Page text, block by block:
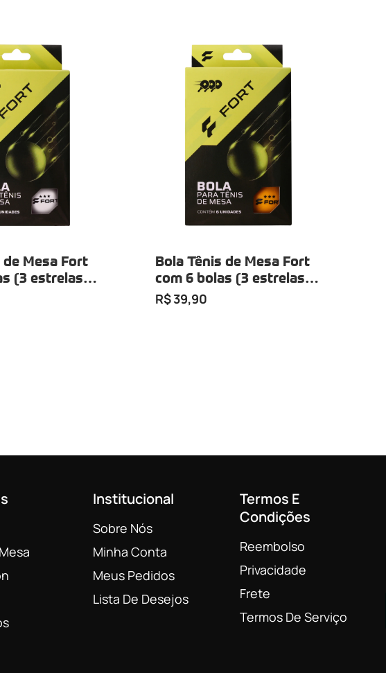
de Mesa Fort
(3 estrelas
Bola Tênis de Mesa Fort
com 6 bolas (3 estrelas
laranja)
R$ 39,90
Institucional
Sobre Nós
Minha Conta
Meus Pedidos
Lista De Desejos
Termos E
Condições
Reembolso
Privacidade
Frete
Termos De Serviço